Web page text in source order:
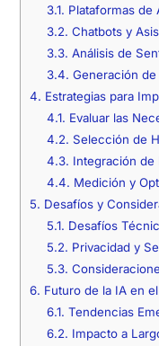
3.1. Plataformas de
3.2. Chatbots y
3.3. Análisis de
3.4. Generación
4. Estrategias para
4.1. Evaluar las
4.2. Selección de
4.3. Integración de
4.4. Medición y
5. Desafíos y
5.1. Desafíos
5.2. Privacidad y
5.3.
6. Futuro de la IA en
6.1. Tendencias
6.2. Impacto a